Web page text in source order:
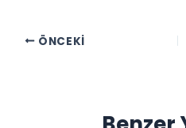
ÖNCEKI